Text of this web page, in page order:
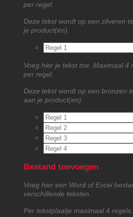
per regel.
Deze tekst wordt op een zilveren
je product(en).
Voeg hier je tekst toe. Maximaal 4
per regel.
Deze tekst wordt op een bronzen
aan je product(en).
Bestand toevoegen
Voeg hier een Word of Excel
verschillende teksten.
Per tekstplaatje maximaal 4